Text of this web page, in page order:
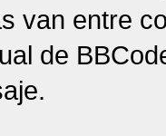
van entre
de